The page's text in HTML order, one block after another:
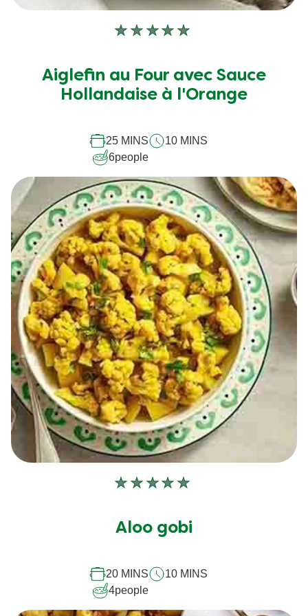
Aucune
soumise
pour
Aiglefin au Four avec Sauce
Hollandaise à l'Orange
25 MINS
10 MINS
6people
Aucune
soumise
recipe
Aloo gobi
20 MINS
10 MINS
4people